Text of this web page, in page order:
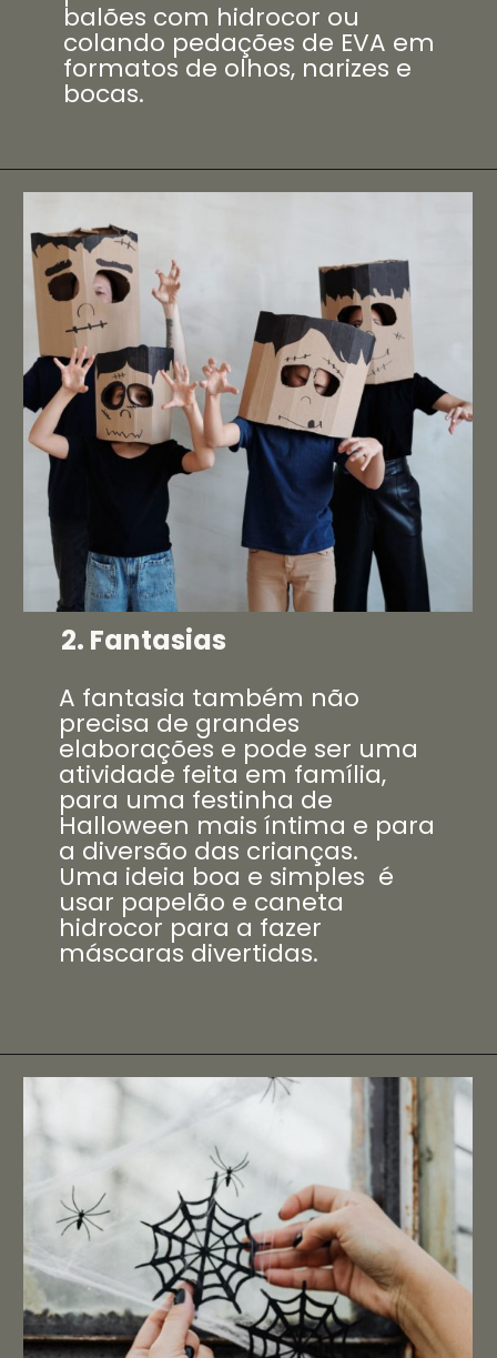
balões com hidrocor ou
colando pedações de EVA em
formatos de olhos, narizes e
bocas.
A fantasia também não
precisa de grandes
elaborações e pode ser uma
atividade feita em família,
para uma festinha de
Halloween mais íntima e para
a diversão das crianças.
Uma ideia boa e simples é
usar papelão e caneta
hidrocor para a fazer
máscaras divertidas.
2. Fantasias